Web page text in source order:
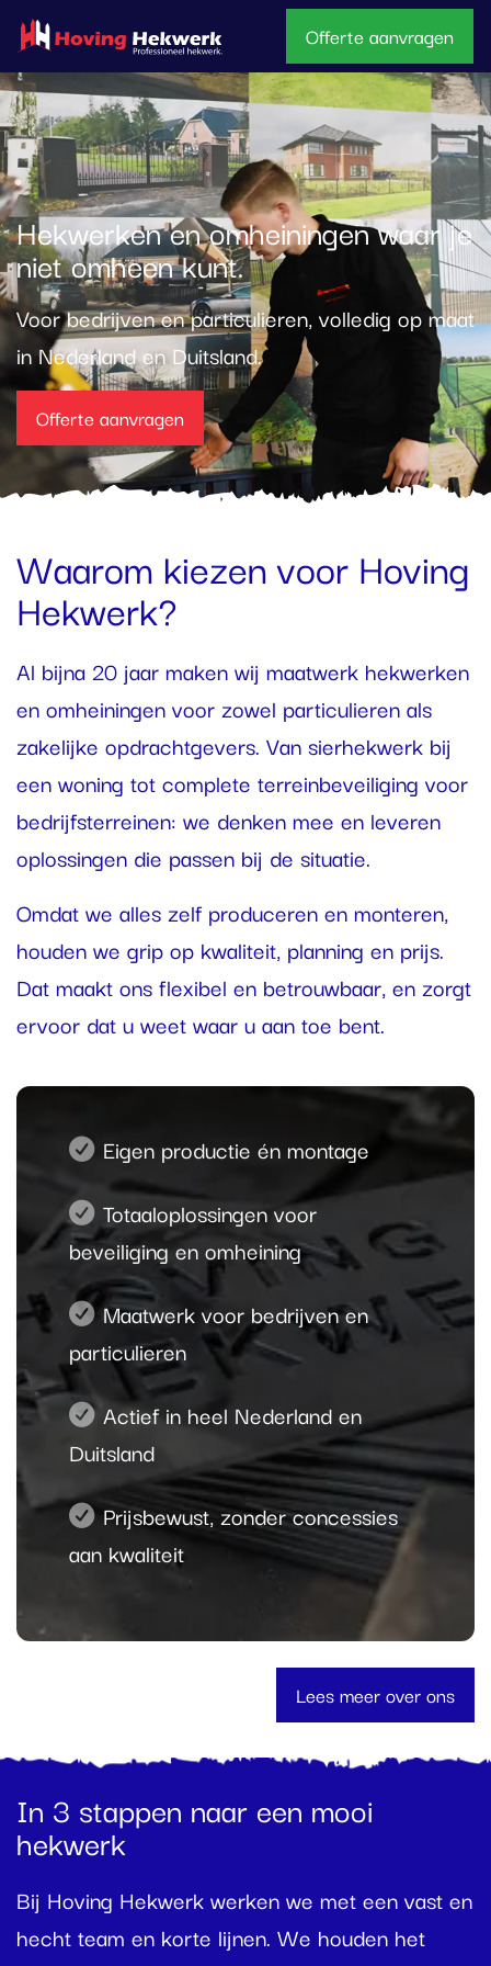
overslaan
Offerte aanvragen
Hekwerken en omheiningen waar je
niet omheen kunt.
Voor bedrijven en particulieren, volledig op maat
in Nederland en Duitsland.
Offerte aanvragen
Waarom kiezen voor Hoving
Hekwerk?
Al bijna 20 jaar maken wij maatwerk hekwerken
en omheiningen voor zowel particulieren als
zakelijke opdrachtgevers. Van sierhekwerk bij
een woning tot complete terreinbeveiliging voor
bedrijfsterreinen: we denken mee en leveren
oplossingen die passen bij de situatie.
Omdat we alles zelf produceren en monteren,
houden we grip op kwaliteit, planning en prijs.
Dat maakt ons flexibel en betrouwbaar, en zorgt
ervoor dat u weet waar u aan toe bent.
Eigen productie én montage
Totaaloplossingen voor
beveiliging en omheining
Maatwerk voor bedrijven en
particulieren
Actief in heel Nederland en
Duitsland
Prijsbewust, zonder concessies
aan kwaliteit
Lees meer over ons
In 3 stappen naar een mooi
hekwerk
Bij Hoving Hekwerk werken we met een vast en
hecht team en korte lijnen. We houden het